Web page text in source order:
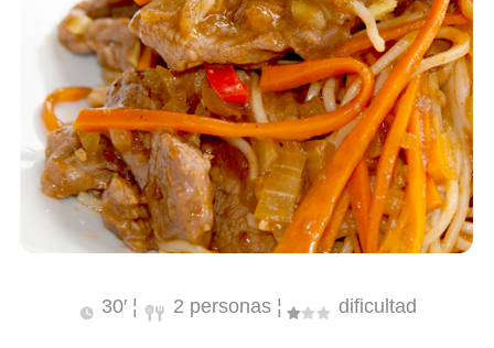
30′ ¦ 2 personas ¦ dificultad